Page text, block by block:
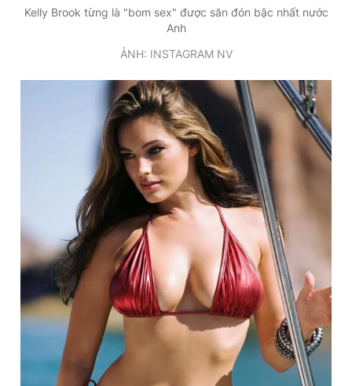
Kelly Brook từng là "bom sex" được săn đón bậc nhất nước
Anh
ẢNH: INSTAGRAM NV